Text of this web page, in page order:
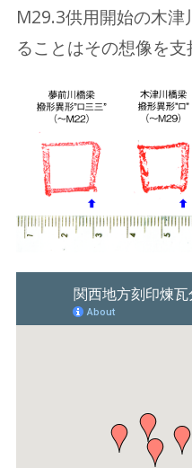
M29.3供用開始の木
ることはその想像を支